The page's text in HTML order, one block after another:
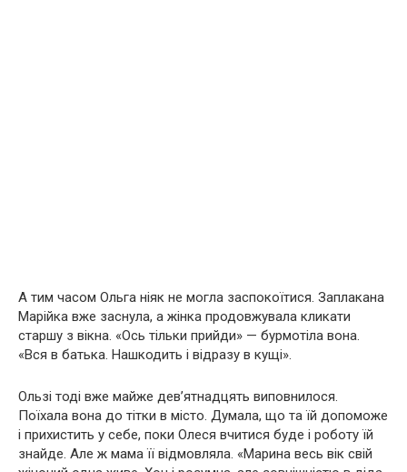
А тим часом Ольга ніяк не могла заспокоїтися. Заплакана
Марійка вже заснула, а жінка продовжувала кликати
старшу з вікна. «Ось тільки прийди» — бурмотіла вона.
«Вся в батька. Нашкодить і відразу в кущі».
Ользі тоді вже майже дев’ятнадцять виповнилося.
Поїхала вона до тітки в місто. Думала, що та їй допоможе
і прихистить у себе, поки Олеся вчитися буде і роботу їй
знайде. Але ж мама її відмовляла. «Марина весь вік свій